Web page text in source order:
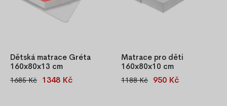
kompromisů!
Dětská matrace Gréta
160x80x13 cm
Dětská matrace Gréta
1685 Kč 1348 Kč
Matrace pro děti
160x80x10 cm
Dětská pěnová matrace
1188 Kč 950 Kč